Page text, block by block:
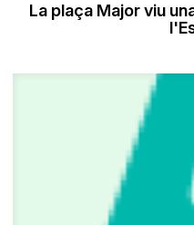
La plaça Major viu